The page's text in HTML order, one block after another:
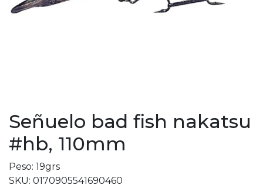
Señuelo bad fish nakatsu
#hb, 110mm
Peso: 19grs
SKU: 0170905541690460